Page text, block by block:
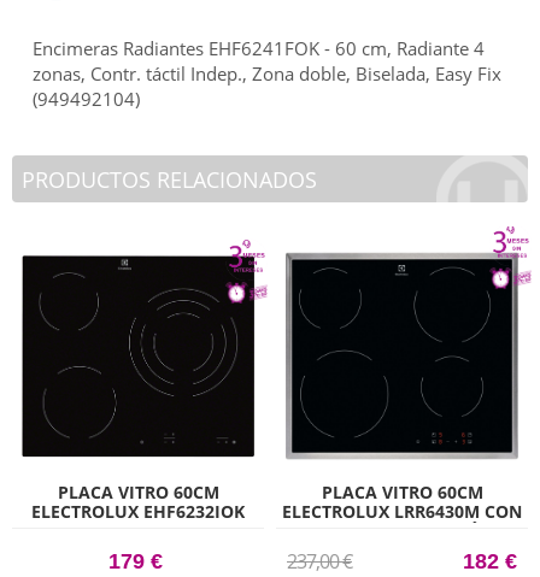
Encimeras Radiantes EHF6241FOK - 60 cm, Radiante 4
zonas, Contr. táctil Indep., Zona doble, Biselada, Easy Fix
(949492104)
PRODUCTOS RELACIONADOS
PLACA VITRO 60CM
ELECTROLUX EHF6232IOK
DE COCCIÓN ZONA TRIPLE
179 €
PLACA VITRO 60CM
ELECTROLUX LRR6430M CON
4 ZONAS DE COCCIÓN
237,00 € 182 €